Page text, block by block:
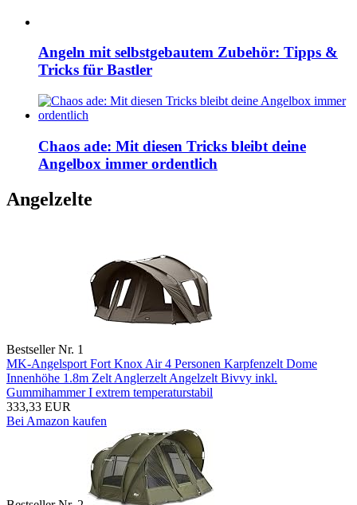
Angeln mit selbstgebautem Zubehör: Tipps &
Tricks für Bastler
Chaos ade: Mit diesen Tricks bleibt deine
Angelbox immer ordentlich
Angelzelte
Bestseller Nr. 1
MK-Angelsport Fort Knox Air 4 Personen Karpfenzelt Dome
Innenhöhe 1.8m Zelt Anglerzelt Angelzelt Bivvy inkl.
Gummihammer I extrem temperaturstabil
333,33 EUR
Bei Amazon kaufen